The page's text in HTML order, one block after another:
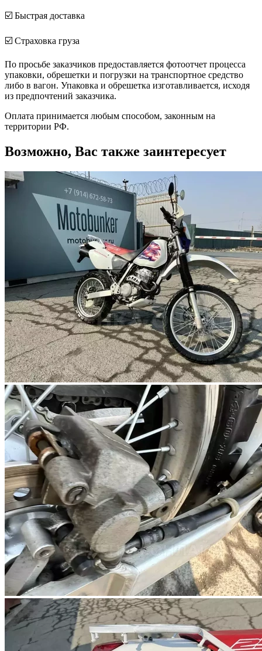
☑️ Быстрая доставка
☑️ Страховка груза
По просьбе заказчиков предоставляется фотоотчет процесса
упаковки, обрешетки и погрузки на транспортное средство
либо в вагон. Упаковка и обрешетка изготавливается, исходя
из предпочтений заказчика.
Оплата принимается любым способом, законным на
территории РФ.
Возможно, Вас также заинтересует